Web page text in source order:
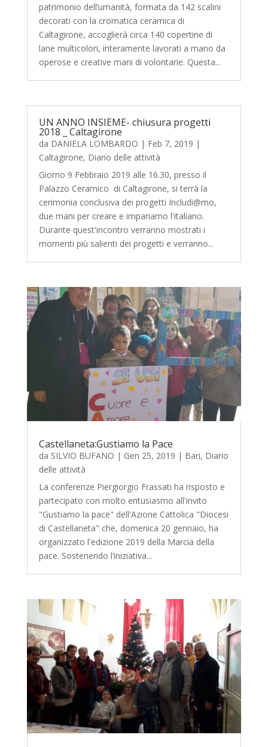
patrimonio dell’umanità, formata da 142 scalini
decorati con la cromatica ceramica di
Caltagirone, accoglierà circa 140 copertine di
lane multicolori, interamente lavorati a mano da
operose e creative mani di volontarie. Questa...
UN ANNO INSIEME- chiusura progetti
2018 _ Caltagirone
da DANIELA LOMBARDO | Feb 7, 2019 |
Caltagirone, Diario delle attività
Giorno 9 Febbraio 2019 alle 16.30, presso il
Palazzo Ceramico di Caltagirone, si terrà la
cerimonia conclusiva dei progetti Includi@mo,
due mani per creare e impariamo l'italiano.
Durante quest'incontro verranno mostrati i
momenti più salienti dei progetti e verranno...
Castellaneta:Gustiamo la Pace
da SILVIO BUFANO | Gen 25, 2019 | Bari, Diario
delle attività
La conferenze Piergiorgio Frassati ha risposto e
partecipato con molto entusiasmo all'invito
"Gustiamo la pace" dell'Azione Cattolica "Diocesi
di Castellaneta" che, domenica 20 gennaio, ha
organizzato l'edizione 2019 della Marcia della
pace. Sostenendo l’iniziativa...